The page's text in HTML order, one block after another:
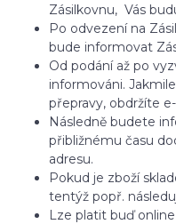
Zásilkovnu, Vás
Po odvezení na
bude informovat
Od podání až po
informováni.
přepravy, obdržíte
Následně budete
přibližnému času
adresu.
Pokud je zboží
tentýž popř.
Lze platit buď